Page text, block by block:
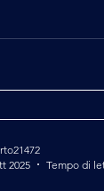
presenza
come un
2025
Tempo di